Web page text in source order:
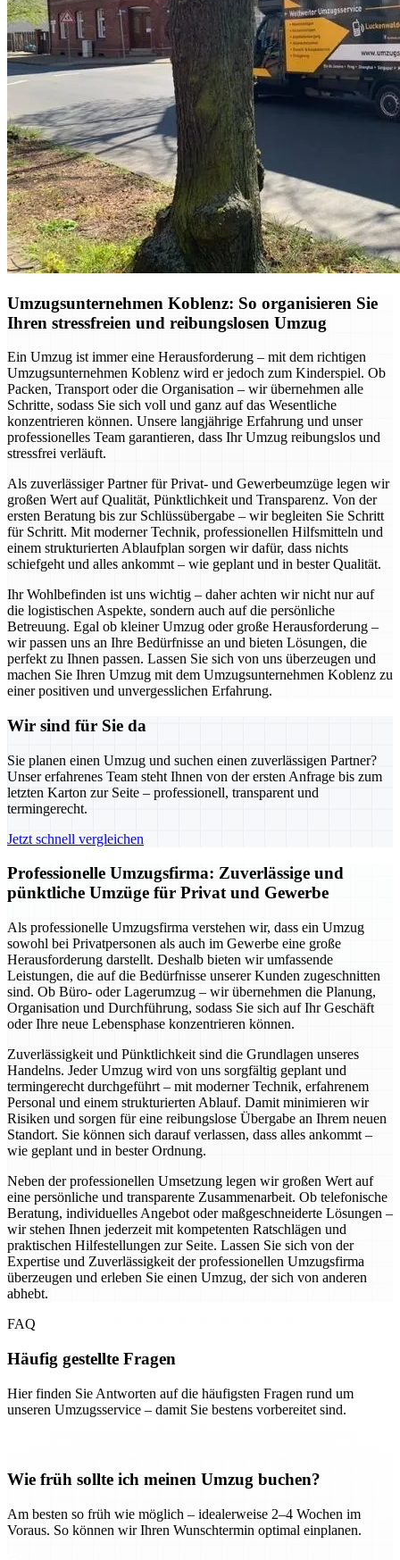
Umzugsunternehmen Koblenz: So organisieren Sie
Ihren stressfreien und reibungslosen Umzug
Ein Umzug ist immer eine Herausforderung – mit dem richtigen
Umzugsunternehmen Koblenz wird er jedoch zum Kinderspiel. Ob
Packen, Transport oder die Organisation – wir übernehmen alle
Schritte, sodass Sie sich voll und ganz auf das Wesentliche
konzentrieren können. Unsere langjährige Erfahrung und unser
professionelles Team garantieren, dass Ihr Umzug reibungslos und
stressfrei verläuft.
Als zuverlässiger Partner für Privat- und Gewerbeumzüge legen wir
großen Wert auf Qualität, Pünktlichkeit und Transparenz. Von der
ersten Beratung bis zur Schlüssübergabe – wir begleiten Sie Schritt
für Schritt. Mit moderner Technik, professionellen Hilfsmitteln und
einem strukturierten Ablaufplan sorgen wir dafür, dass nichts
schiefgeht und alles ankommt – wie geplant und in bester Qualität.
Ihr Wohlbefinden ist uns wichtig – daher achten wir nicht nur auf
die logistischen Aspekte, sondern auch auf die persönliche
Betreuung. Egal ob kleiner Umzug oder große Herausforderung –
wir passen uns an Ihre Bedürfnisse an und bieten Lösungen, die
perfekt zu Ihnen passen. Lassen Sie sich von uns überzeugen und
machen Sie Ihren Umzug mit dem Umzugsunternehmen Koblenz zu
einer positiven und unvergesslichen Erfahrung.
Wir sind für Sie da
Sie planen einen Umzug und suchen einen zuverlässigen Partner?
Unser erfahrenes Team steht Ihnen von der ersten Anfrage bis zum
letzten Karton zur Seite – professionell, transparent und
termingerecht.
Jetzt schnell vergleichen
Professionelle Umzugsfirma: Zuverlässige und
pünktliche Umzüge für Privat und Gewerbe
Als professionelle Umzugsfirma verstehen wir, dass ein Umzug
sowohl bei Privatpersonen als auch im Gewerbe eine große
Herausforderung darstellt. Deshalb bieten wir umfassende
Leistungen, die auf die Bedürfnisse unserer Kunden zugeschnitten
sind. Ob Büro- oder Lagerumzug – wir übernehmen die Planung,
Organisation und Durchführung, sodass Sie sich auf Ihr Geschäft
oder Ihre neue Lebensphase konzentrieren können.
Zuverlässigkeit und Pünktlichkeit sind die Grundlagen unseres
Handelns. Jeder Umzug wird von uns sorgfältig geplant und
termingerecht durchgeführt – mit moderner Technik, erfahrenem
Personal und einem strukturierten Ablauf. Damit minimieren wir
Risiken und sorgen für eine reibungslose Übergabe an Ihrem neuen
Standort. Sie können sich darauf verlassen, dass alles ankommt –
wie geplant und in bester Ordnung.
Neben der professionellen Umsetzung legen wir großen Wert auf
eine persönliche und transparente Zusammenarbeit. Ob telefonische
Beratung, individuelles Angebot oder maßgeschneiderte Lösungen –
wir stehen Ihnen jederzeit mit kompetenten Ratschlägen und
praktischen Hilfestellungen zur Seite. Lassen Sie sich von der
Expertise und Zuverlässigkeit der professionellen Umzugsfirma
überzeugen und erleben Sie einen Umzug, der sich von anderen
abhebt.
FAQ
Häufig gestellte Fragen
Hier finden Sie Antworten auf die häufigsten Fragen rund um
unseren Umzugsservice – damit Sie bestens vorbereitet sind.
Wie früh sollte ich meinen Umzug buchen?
Am besten so früh wie möglich – idealerweise 2–4 Wochen im
Voraus. So können wir Ihren Wunschtermin optimal einplanen.